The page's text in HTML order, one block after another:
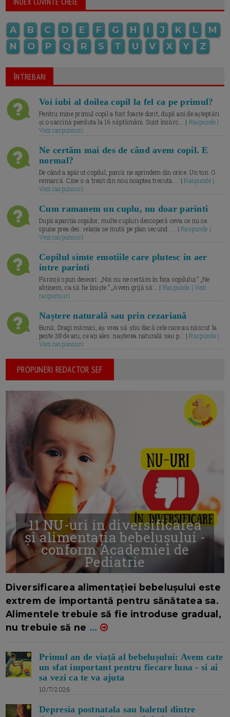
A B C D E F G H I J K L
M
N
O P Q R S T U V X Y Z
ÎNTREBARI
Voi iubi al doilea copil la fel ca pe primul?
Pentru mine primul copil a fost foarte dorit, după ani de așteptări
și o sarcină pierduta la 16 săptămâni. Sunt însărc... | Raspunde |
Vezi raspunsuri
Ne certăm mai des de când avem copil. E
normal?
De când a apărut copilul, parcă ne aprindem din orice. Un ton. O
remarcă. Cine s-a trezit din nou noaptea trecuta.... |Raspunde |
Vezi raspunsuri
Cum ramanem un cuplu, nu doar parinti
După apariția copiilor, multe cupluri descoperă ceva ce nu se
spune prea des: relația se mută pe plan secund. ... |Raspunde |
Vezi raspunsuri
Copilul simte emotiile care plutesc in aer
intre parinti
Părinții spun deseori: „Noi nu ne certăm în fața copilului.” „Ne
abținem, ca să fie liniște.” „Avem grijă să... | Raspunde | Vezi
raspunsuri
Naștere naturală sau prin cezariană
Bună, Dragi mămici, aș vrea să știu dacă cele care au născut la
peste 38 de ani, ce ați ales: nașterea naturală sau p... |Raspunde |
Vezi raspunsuri
PROPUNERI REDACTOR SEF
11 NU-uri in diversificarea
și alimentația bebelușului -
conform Academiei de
Pediatrie
Diversificarea alimentației bebelușului este
extrem de importantă pentru sănătatea sa.
Alimentele trebuie să fie introduse gradual,
nu trebuie să ne ...
Primul an de viață al bebelușului: Avem cate
un sfat important pentru fiecare luna - si ai
sa vezi ca te va ajuta
10/7/2026
Depresia postnatala sau baletul dintre